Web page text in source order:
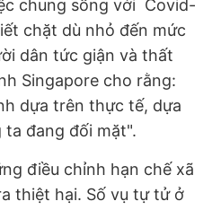
chung sống với Covid-
chặt dù nhỏ đến mức
dân tức giận và thất
Singapore cho rằng:
dựa trên thực tế, dựa
đang đối mặt".
điều chỉnh hạn chế xã
thiệt hại. Số vụ tự tử ở